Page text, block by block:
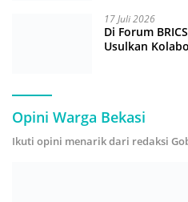
17 Juli 2026
Di Forum
Usulkan
Opini Warga Bekasi
Ikuti opini menarik dari redaksi